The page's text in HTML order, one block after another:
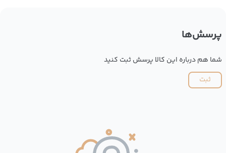
پرسش‌ها
شما هم درباره این کالا پرسش ثبت کنید
ثبت